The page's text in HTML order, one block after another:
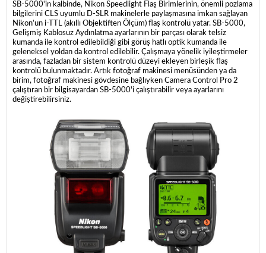
SB-5000'in kalbinde, Nikon Speedlight Flaş Birimlerinin, önemli pozlama
bilgilerini CLS uyumlu D-SLR makinelerle paylaşmasına imkan sağlayan
Nikon’un i-TTL (akıllı Objektiften Ölçüm) flaş kontrolü yatar. SB-5000,
Gelişmiş Kablosuz Aydınlatma ayarlarının bir parçası olarak telsiz
kumanda ile kontrol edilebildiği gibi görüş hatlı optik kumanda ile
geleneksel yoldan da kontrol edilebilir. Çalışmaya yönelik iyileştirmeler
arasında, fazladan bir sistem kontrolü düzeyi ekleyen birleşik flaş
kontrolü bulunmaktadır. Artık fotoğraf makinesi menüsünden ya da
birim, fotoğraf makinesi gövdesine bağlıyken Camera Control Pro 2
çalıştıran bir bilgisayardan SB-5000'i çalıştırabilir veya ayarlarını
değiştirebilirsiniz.